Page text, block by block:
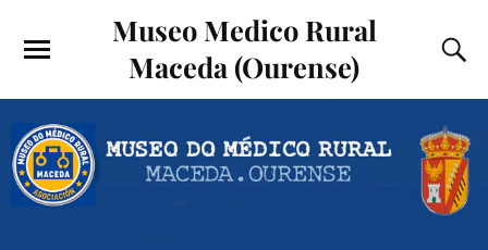
Museo Medico Rural
Maceda (Ourense)